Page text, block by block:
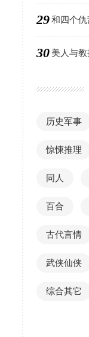
29和四个
30 美人与教
历史军事
惊悚推理
同人
百合
古代言情
武侠仙侠
综合其它